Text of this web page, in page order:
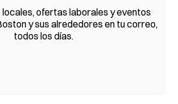
ofertas laborales y eventos
y sus alrededores en tu correo,
todos los días.